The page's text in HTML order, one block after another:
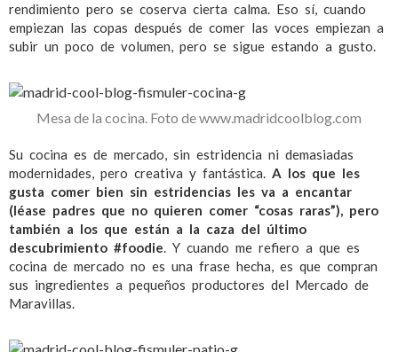
rendimiento pero se coserva cierta calma. Eso sí, cuando
empiezan las copas después de comer las voces empiezan a
subir un poco de volumen, pero se sigue estando a gusto.
Mesa de la cocina. Foto de www.madridcoolblog.com
Su cocina es de mercado, sin estridencia ni demasiadas
modernidades, pero creativa y fantástica. A los que les
gusta comer bien sin estridencias les va a encantar
(léase padres que no quieren comer “cosas raras”), pero
también a los que están a la caza del último
descubrimiento #foodie . Y cuando me refiero a que es
cocina de mercado no es una frase hecha, es que compran
sus ingredientes a pequeños productores del Mercado de
Maravillas.